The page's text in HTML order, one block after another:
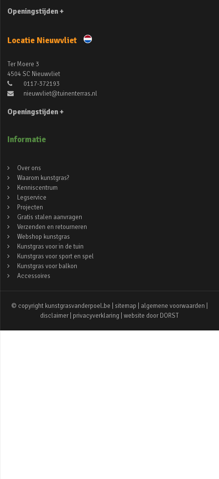
Openingstijden +
Locatie Nieuwvliet
Ter Moere 3
4504 SC Nieuwvliet
0117-372193
nieuwvliet@tuinenterras.nl
Openingstijden +
Informatie
Over ons
Waarom kunstgras?
Kenniscentrum
Legservice
Projecten
Gratis stalen aanvragen
Verzenden en retourneren
Webshop kunstgras
Kunstgras voor in de tuin
Kunstgras voor sport en spel
Kunstgras voor balkon
Accessoires
© copyright kunstgrasvanderpoel.be | sitemap algemene voorwaarden
disclaimer
privacyverklaring | website door DORST